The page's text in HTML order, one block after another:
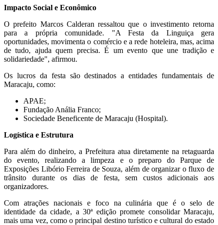
Impacto Social e Econômico
O prefeito Marcos Calderan ressaltou que o investimento retorna
para a própria comunidade. "A Festa da Linguiça gera
oportunidades, movimenta o comércio e a rede hoteleira, mas, acima
de tudo, ajuda quem precisa. É um evento que une tradição e
solidariedade", afirmou.
Os lucros da festa são destinados a entidades fundamentais de
Maracaju, como:
APAE;
Fundação Anália Franco;
Sociedade Beneficente de Maracaju (Hospital).
Logística e Estrutura
Para além do dinheiro, a Prefeitura atua diretamente na retaguarda
do evento, realizando a limpeza e o preparo do Parque de
Exposições Libório Ferreira de Souza, além de organizar o fluxo de
trânsito durante os dias de festa, sem custos adicionais aos
organizadores.
Com atrações nacionais e foco na culinária que é o selo de
identidade da cidade, a 30ª edição promete consolidar Maracaju,
mais uma vez, como o principal destino turístico e cultural do estado